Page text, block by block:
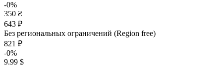
-0%
350 ₴
643 ₽
Без региональных ограничений (Region free)
821 ₽
-0%
9.99 $